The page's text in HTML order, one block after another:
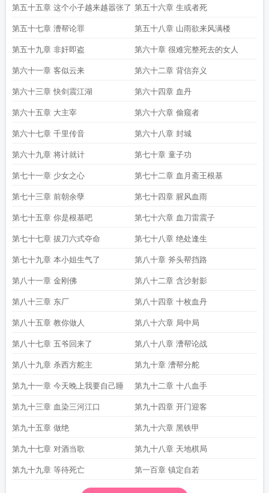
第五十五章 这个小子越来越嚣张了 第五十六章 生或者死
第五十七章 漕帮论罪 第五十八章 山雨欲来风满楼
第五十九章 非奸即盗 第六十章 很难完整死去的女人
第六十一章 客似云来 第六十二章 背信弃义
第六十三章 快剑震江湖 第六十四章 血丹
第六十五章 大主宰 第六十六章 偷窥者
第六十七章 千里传音 第六十八章 封城
第六十九章 将计就计 第七十章 童子功
第七十一章 少女之心 第七十二章 血月斋王根基
第七十三章 前朝余孽 第七十四章 腥风血雨
第七十五章 你是根基吧 第七十六章 血刀雷震子
第七十七章 拔刀六式夺命 第七十八章 绝处逢生
第七十九章 本小姐生气了 第八十章 斧头帮挡路
第八十一章 金刚佛 第八十二章 含沙射影
第八十三章 东厂 第八十四章 十枚血丹
第八十五章 教你做人 第八十六章 局中局
第八十七章 五爷回来了 第八十八章 漕帮论战
第八十九章 杀西方舵主 第九十章 漕帮分舵
第九十一章 今天晚上我要自己睡 第九十二章 十八血手
第九十三章 血染三河江口 第九十四章 开门迎客
第九十五章 做绝 第九十六章 黑铁甲
第九十七章 对酒当歌 第九十八章 天地棋局
第九十九章 等待死亡 第一百章 镇定自若